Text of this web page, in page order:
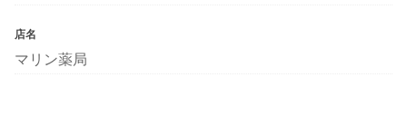
店名
マリン薬局